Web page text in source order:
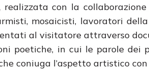
realizzata con la
mosaicisti, lavoratori
al visitatore attraverso
poetiche, in cui le parole dei
coniuga l’aspetto artistico